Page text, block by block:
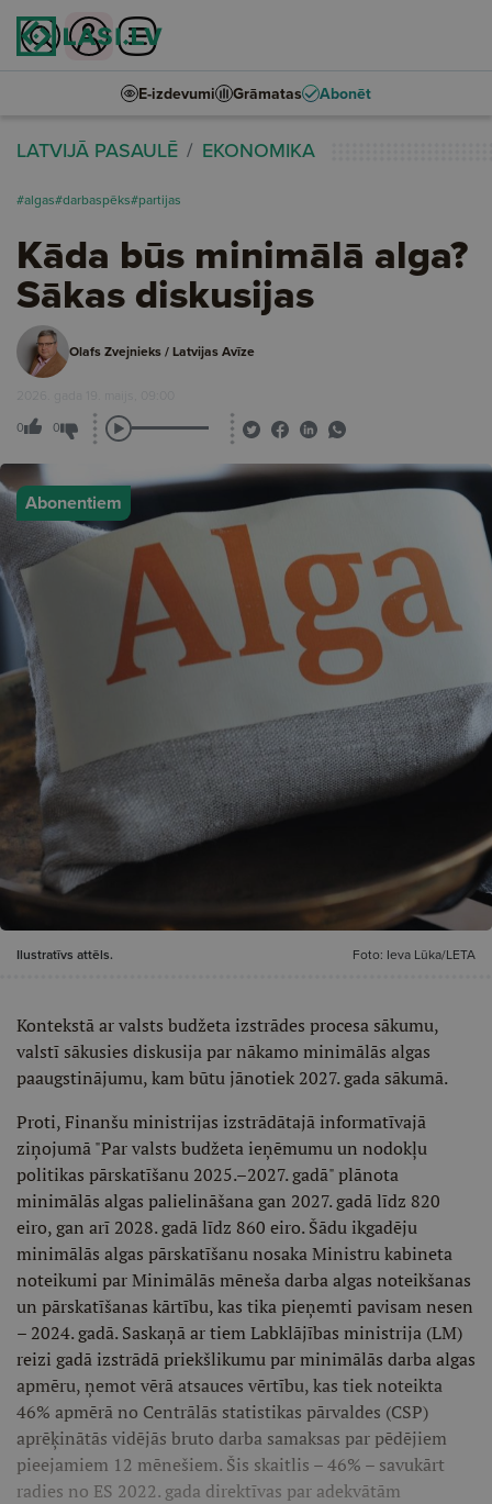
E-izdevumi Grāmatas Abonēt
LATVIJĀ PASAULĒ EKONOMIKA
#algas#darbaspēks#partijas
Kāda būs minimālā alga?
Sākas diskusijas
Olafs Zvejnieks / Latvijas Avīze
2026. gada 19. maijs, 09:00
0 0
Abonentiem
Ilustratīvs attēls. Foto: Ieva Lūka/LETA
Kontekstā ar valsts budžeta izstrādes procesa sākumu,
valstī sākusies diskusija par nākamo minimālās algas
paaugstinājumu, kam būtu jānotiek 2027. gada sākumā.
Proti, Finanšu ministrijas izstrādātajā informatīvajā
ziņojumā "Par valsts budžeta ieņēmumu un nodokļu
politikas pārskatīšanu 2025.–2027. gadā" plānota
minimālās algas palielināšana gan 2027. gadā līdz 820
eiro, gan arī 2028. gadā līdz 860 eiro. Šādu ikgadēju
minimālās algas pārskatīšanu nosaka Ministru kabineta
noteikumi par Minimālās mēneša darba algas noteikšanas
un pārskatīšanas kārtību, kas tika pieņemti pavisam nesen
– 2024. gadā. Saskaņā ar tiem Labklājības ministrija (LM)
reizi gadā izstrādā priekšlikumu par minimālās darba algas
apmēru, ņemot vērā atsauces vērtību, kas tiek noteikta
46% apmērā no Centrālās statistikas pārvaldes (CSP)
aprēķinātās vidējās bruto darba samaksas par pēdējiem
pieejamiem 12 mēnešiem. Šis skaitlis – 46% – savukārt
radies no ES 2022. gada direktīvas par adekvātām